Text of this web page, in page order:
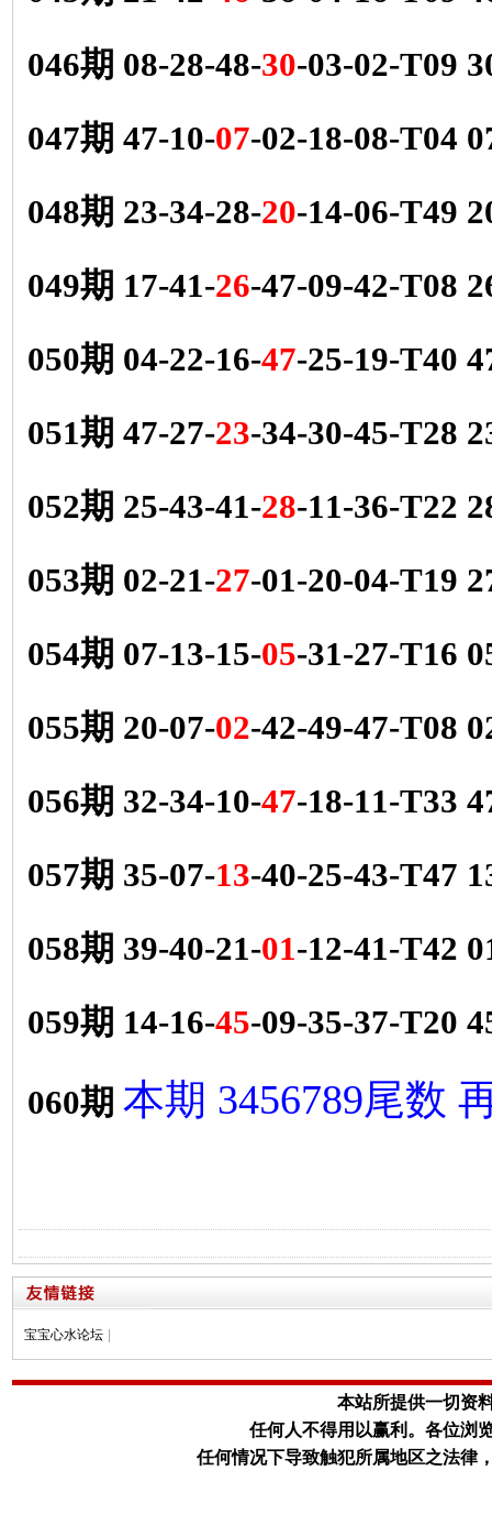
046期 08-28-48-30-03-02-T09
047期 47-10-07-02-18-08-T04
048期 23-34-28-20-14-06-T49
049期 17-41-26-47-09-42-T08
050期 04-22-16-47-25-19-T40
051期 47-27-23-34-30-45-T28
052期 25-43-41-28-11-36-T22
053期 02-21-27-01-20-04-T19
054期 07-13-15-05-31-27-T16
055期 20-07-02-42-49-47-T08
056期 32-34-10-47-18-11-T33
057期 35-07-13-40-25-43-T47
058期 39-40-21-01-12-41-T42
059期 14-16-45-09-35-37-T20
060期 本期 3456789尾数
宝宝心水论坛
本站所提供一切资
任何人不得用以赢利。 各位浏
任何情况下导致触犯所属地区之法律